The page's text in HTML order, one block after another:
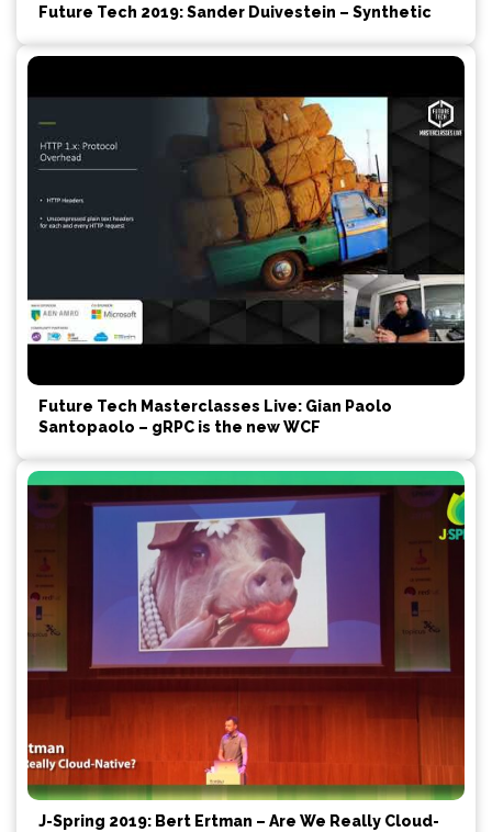
Future Tech 2019: Sander Duivestein – Synthetic
Future Tech Masterclasses Live: Gian Paolo
Santopaolo – gRPC is the new WCF
J-Spring 2019: Bert Ertman – Are We Really Cloud-